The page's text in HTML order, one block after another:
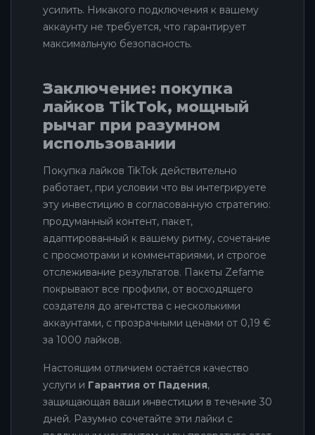
усилить. Никакого подключения к вашему
аккаунту не требуется, что гарантирует
максимальную безопасность.
Заключение: покупка
лайков TikTok, мощный
рычаг при разумном
использовании
Покупка лайков TikTok действительно
работает, при условии что вы интегрируете
эту инвестицию в согласованную стратегию:
продуманный контент, пакет,
адаптированный к вашему ритму, сочетание
с просмотрами и комментариями, и строгое
отслеживание результатов. Пакеты Zefame
покрывают все профили, от восходящего
создателя до агентства с несколькими
аккаунтами, с прозрачными ценами от 0,19 €
за 1000 лайков.
Настоящим отличием остаётся качество
услуги и Гарантия от Падения,
защищающая ваши инвестиции в течение 30
дней. Разумно сочетайте эти лайки с